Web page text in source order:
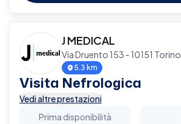
J MEDICAL
Via Druento 153 - 10151 Torino
5.3 km
Visita Nefrologica
Vedi altre prestazioni
Prima disponibilità